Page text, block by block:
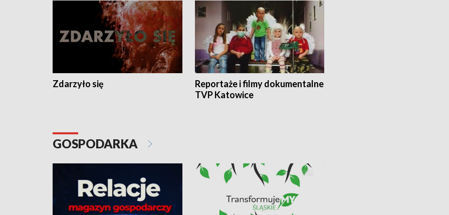
Zdarzyło się
Reportaże i filmy dokumentalne
TVP Katowice
GOSPODARKA